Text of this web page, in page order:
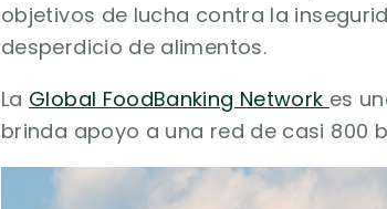
objetivos de lucha contra la
desperdicio de alimentos.
La Global FoodBanking Network es
brinda apoyo a una red de casi 800